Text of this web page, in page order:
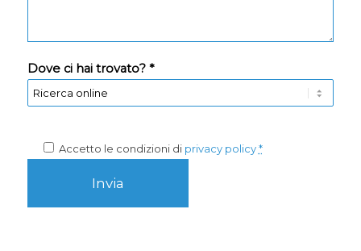
Dove ci hai trovato? *
Accetto le condizioni di privacy policy *